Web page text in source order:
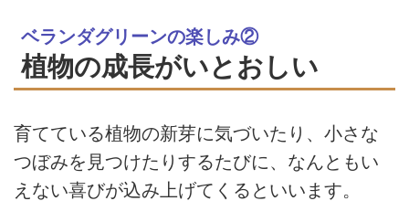
ベランダグリーンの楽しみ②
植物の成長がいとおしい
育てている植物の新芽に気づいたり、小さな
つぼみを見つけたりするたびに、なんともい
えない喜びが込み上げてくるといいます。